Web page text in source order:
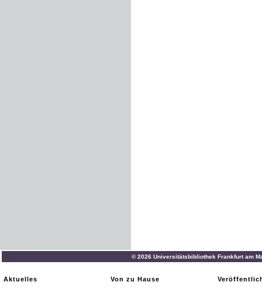
© 2026 Universitätsbibliothek Frankfurt am
Aktuelles
Von zu Hause